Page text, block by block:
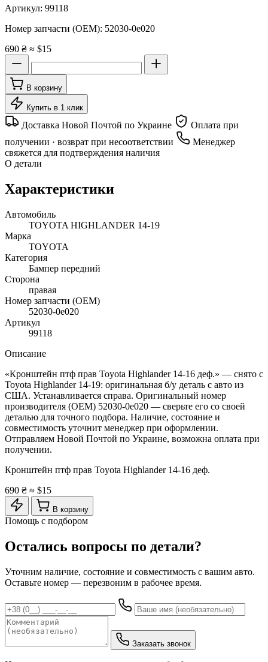
Артикул: 99118
Номер запчасти (OEM): 52030-0e020
690 ₴ ≈ $15
В корзину
Купить в 1 клик
Доставка Новой Почтой по Украине
Оплата при
получении · возврат при несоответствии
Менеджер
свяжется для подтверждения наличия
О детали
Характеристики
Автомобиль
TOYOTA HIGHLANDER 14-19
Марка
TOYOTA
Категория
Бампер передний
Сторона
правая
Номер запчасти (OEM)
52030-0e020
Артикул
99118
Описание
«Кронштейн птф прав Toyota Highlander 14-16 деф.» — снято с
Toyota Highlander 14-19: оригинальная б/у деталь с авто из
США. Устанавливается справа. Оригинальный номер
производителя (OEM) 52030-0e020 — сверьте его со своей
деталью для точного подбора. Наличие, состояние и
совместимость уточнит менеджер при оформлении.
Отправляем Новой Почтой по Украине, возможна оплата при
получении.
Кронштейн птф прав Toyota Highlander 14-16 деф.
690 ₴ ≈ $15
В корзину
Помощь с подбором
Остались вопросы по детали?
Уточним наличие, состояние и совместимость с вашим авто.
Оставьте номер — перезвоним в рабочее время.
Заказать звонок